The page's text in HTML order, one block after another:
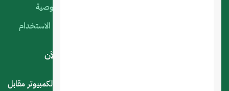
الخصوصية
شروط الاستخدام
لديك استفسار أو اقتراح؟ .. اتصل بنا الآن
المملكة العربية السعودية - الرياض - حي العليا سوق الكمبيوتر مقابل